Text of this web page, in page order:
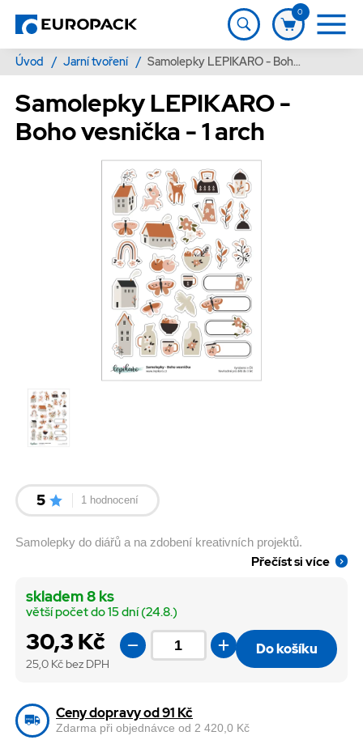
0
Úvod / Jarní tvoření / Samolepky LEPIKARO - Boho vesnička - 1 arch
Samolepky LEPIKARO -
Boho vesnička - 1 arch
5 1 hodnocení
Samolepky do diářů a na zdobení kreativních projektů.
Přečíst si více
30,3 Kč
25,0 Kč bez DPH
skladem 8 ks
větší počet do 15 dní (24.8.)
Do košíku
Ceny dopravy od 91 Kč
Zdarma při objednávce od 2 420,0 Kč